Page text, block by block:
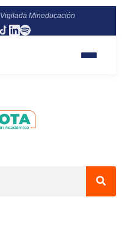
Vigilada Mineducación